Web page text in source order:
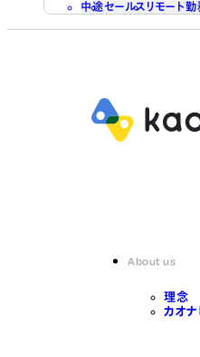
中途セールス リモート
About us
理念
カオナ